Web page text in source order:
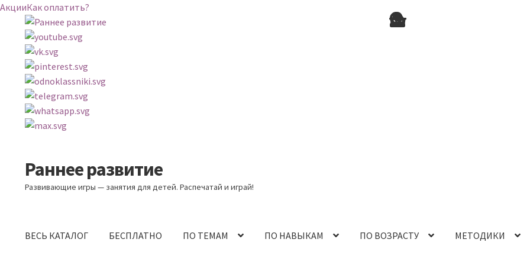
АкцииКак оплатить?
Перейти
к
навигации
Перейти
к
содержимому
Раннее развитие
Развивающие игры — занятия для детей. Распечатай и играй!
ВЕСЬ КАТАЛОГ БЕСПЛАТНО ПО ТЕМАМ ПО НАВЫКАМ ПО ВОЗРАСТУ МЕТОДИКИ